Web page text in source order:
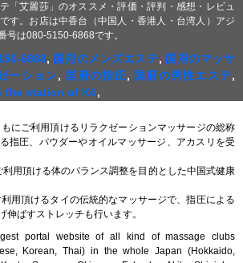
「艾麗莎」のオススメ・評価・評判・感想・レビュ
す。お店は中香台（中国人・香港人・台湾人）アジ
号は080-5150-6868です。
6868, 国府のメンズエステ, 国府のマッサ
ーション, 国府の指圧, 国府の男性エステ,
the station of Kō,
にご利用頂けるリラクゼーションマッサージの総称
指圧、パウダーやオイルマッサージ、アカスリを受
用頂ける体のバランス調整を目的とした中国式健康
用頂けるタイの伝統的なマッサージで、指圧による
伸ばすストレッチも行います。
portal website of all kind of massage clubs
Korean, Thai) in the whole Japan (Hokkaido,